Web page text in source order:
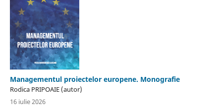
Managementul proiectelor europene. Monografie
Rodica PRIPOAIE (autor)
16 iulie 2026